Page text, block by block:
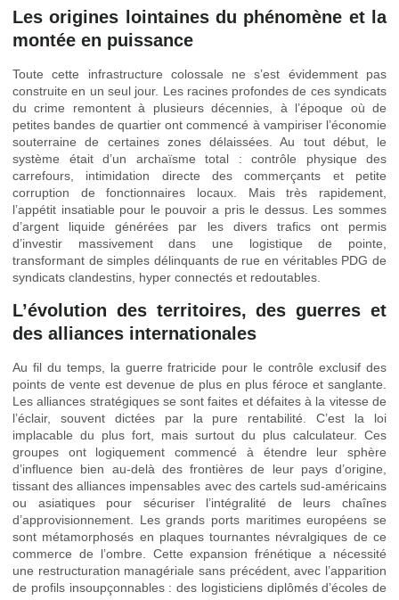
Les origines lointaines du phénomène et la
montée en puissance
Toute cette infrastructure colossale ne s’est évidemment pas
construite en un seul jour. Les racines profondes de ces syndicats
du crime remontent à plusieurs décennies, à l’époque où de
petites bandes de quartier ont commencé à vampiriser l’économie
souterraine de certaines zones délaissées. Au tout début, le
système était d’un archaïsme total : contrôle physique des
carrefours, intimidation directe des commerçants et petite
corruption de fonctionnaires locaux. Mais très rapidement,
l’appétit insatiable pour le pouvoir a pris le dessus. Les sommes
d’argent liquide générées par les divers trafics ont permis
d’investir massivement dans une logistique de pointe,
transformant de simples délinquants de rue en véritables PDG de
syndicats clandestins, hyper connectés et redoutables.
L’évolution des territoires, des guerres et
des alliances internationales
Au fil du temps, la guerre fratricide pour le contrôle exclusif des
points de vente est devenue de plus en plus féroce et sanglante.
Les alliances stratégiques se sont faites et défaites à la vitesse de
l’éclair, souvent dictées par la pure rentabilité. C’est la loi
implacable du plus fort, mais surtout du plus calculateur. Ces
groupes ont logiquement commencé à étendre leur sphère
d’influence bien au-delà des frontières de leur pays d’origine,
tissant des alliances impensables avec des cartels sud-américains
ou asiatiques pour sécuriser l’intégralité de leurs chaînes
d’approvisionnement. Les grands ports maritimes européens se
sont métamorphosés en plaques tournantes névralgiques de ce
commerce de l’ombre. Cette expansion frénétique a nécessité
une restructuration managériale sans précédent, avec l’apparition
de profils insoupçonnables : des logisticiens diplômés d’écoles de